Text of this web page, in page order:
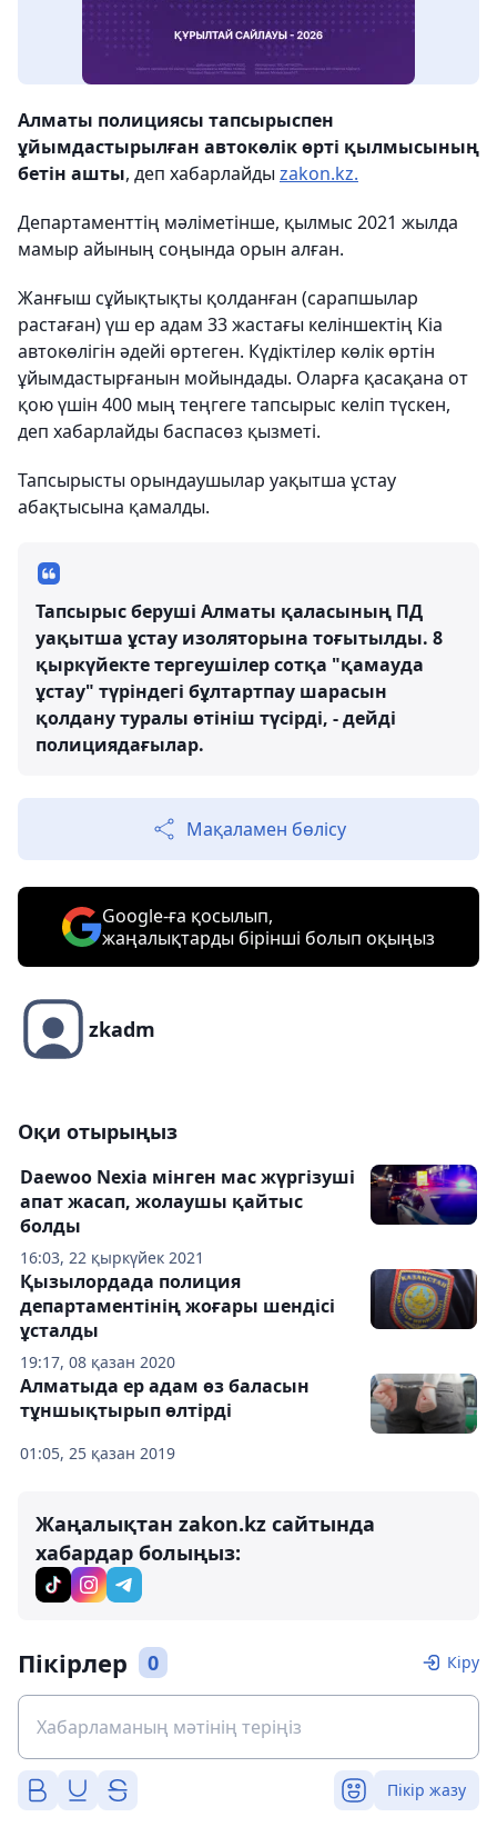
Алматы полициясы тапсырыспен
ұйымдастырылған автокөлік өрті қылмысының
бетін ашты, деп хабарлайды zakon.kz.
Департаменттің мәліметінше, қылмыс 2021 жылда
мамыр айының соңында орын алған.
Жанғыш сұйықтықты қолданған (сарапшылар
растаған) үш ер адам 33 жастағы келіншектің Kia
автокөлігін әдейі өртеген. Күдіктілер көлік өртін
ұйымдастырғанын мойындады. Оларға қасақана от
қою үшін 400 мың теңгеге тапсырыс келіп түскен,
деп хабарлайды баспасөз қызметі.
Тапсырысты орындаушылар уақытша ұстау
абақтысына қамалды.
Тапсырыс беруші Алматы қаласының ПД
уақытша ұстау изоляторына тоғытылды. 8
қыркүйекте тергеушілер сотқа "қамауда
ұстау" түріндегі бұлтартпау шарасын
қолдану туралы өтініш түсірді, - дейді
полициядағылар.
Мақаламен бөлісу
Google-ға қосылып,
жаңалықтарды бірінші болып оқыңыз
zkadm
Оқи отырыңыз
16:03, 22 қыркүйек 2021
Daewoo Nexia мінген мас жүргізуші
апат жасап, жолаушы қайтыс
болды
19:17, 08 қазан 2020
Қызылордада полиция
департаментінің жоғары шендісі
ұсталды
01:05, 25 қазан 2019
Алматыда ер адам өз баласын
тұншықтырып өлтірді
Жаңалықтан zakon.kz сайтында
хабардар болыңыз:
Пікірлер 0 Кіру
Пікір жазу